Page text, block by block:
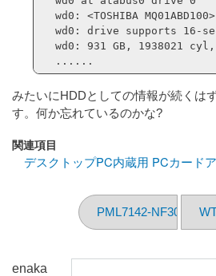
wd0: <TOSHIBA MQ01ABD100>
wd0: drive supports 16-
wd0: 931 GB, 1938021
......
みたいにHDDとしての情報が続くは
す。何か忘れているのかな?
関連項目
デスクトップPC内蔵用 PCカード
PML7142-NF30
enaka